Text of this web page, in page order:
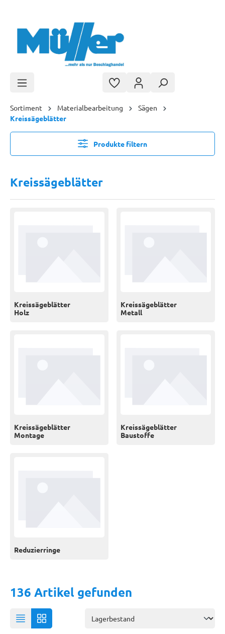
Sortiment Materialbearbeitung
Sägen
Kreissägeblätter
Produkte filtern
Kreissägeblätter
Kreissägeblätter
Holz
Kreissägeblätter
Metall
Kreissägeblätter
Montage
Kreissägeblätter
Baustoffe
Reduzierringe
136 Artikel gefunden